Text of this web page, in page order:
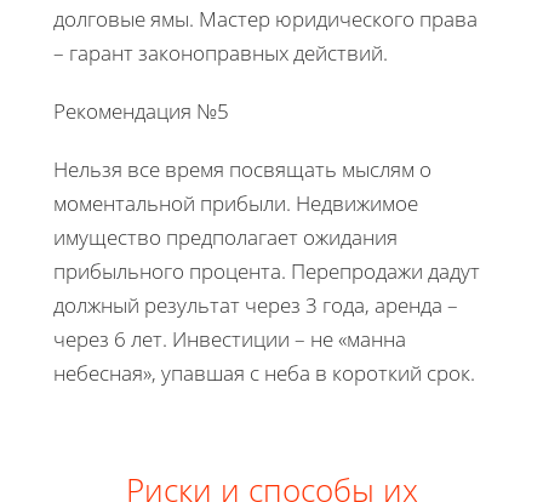
долговые ямы. Мастер юридического права
– гарант законоправных действий.
Рекомендация №5
Нельзя все время посвящать мыслям о
моментальной прибыли. Недвижимое
имущество предполагает ожидания
прибыльного процента. Перепродажи дадут
должный результат через 3 года, аренда –
через 6 лет. Инвестиции – не «манна
небесная», упавшая с неба в короткий срок.
Риски и способы их